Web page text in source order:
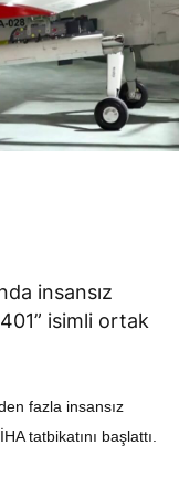
insansız
isimli ortak
fazla insansız
tatbikatını başlattı.